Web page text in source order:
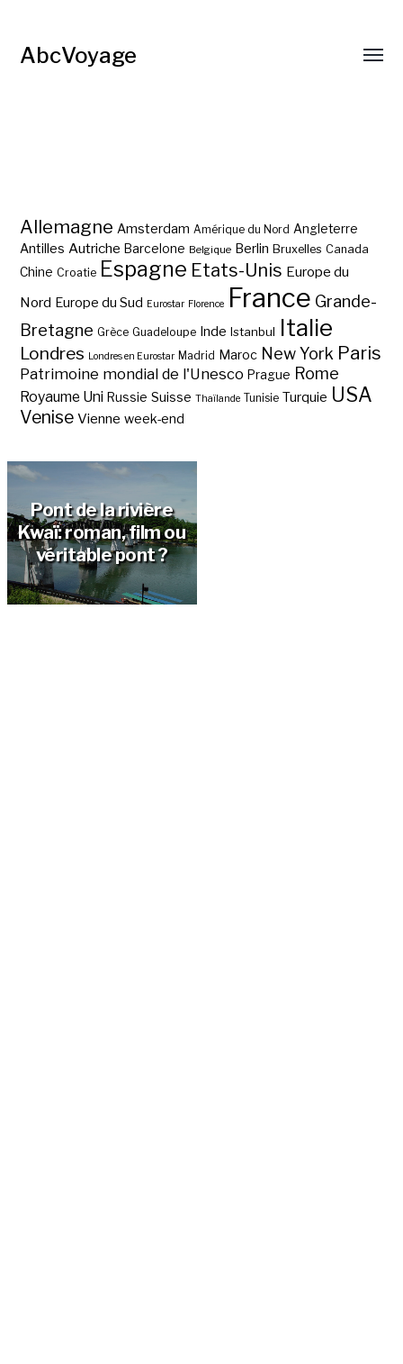
AbcVoyage
Allemagne Amsterdam Amérique du Nord Angleterre
Antilles Autriche Barcelone Belgique Berlin Bruxelles Canada
Chine Croatie Espagne Etats-Unis Europe du
Nord Europe du Sud Eurostar Florence France Grande-
Bretagne Grèce Guadeloupe Inde Istanbul Italie
Londres Londres en Eurostar Madrid Maroc New York Paris
Patrimoine mondial de l'Unesco Prague Rome
Royaume Uni Russie Suisse Thaïlande Tunisie Turquie USA
Venise Vienne week-end
Pont de la rivière
Kwaï: roman, film ou
véritable pont ?